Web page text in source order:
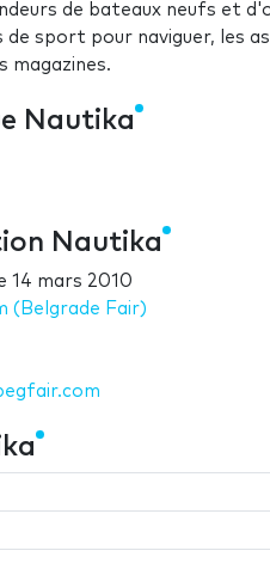
de bateaux neufs et
sport pour naviguer, les
magazines.
Nautika
Nautika
14 mars 2010
(Belgrade Fair)